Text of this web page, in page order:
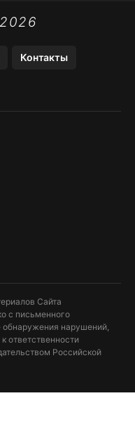
Контакты
Сайта
с письменного
нарушений,
ответственности
Российской